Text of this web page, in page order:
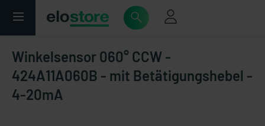
Winkelsensor 060° CCW -
424A11A060B - mit Betätigungshebel -
4-20mA